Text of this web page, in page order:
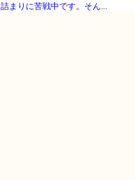
詰まりに苦戦中です。そん...